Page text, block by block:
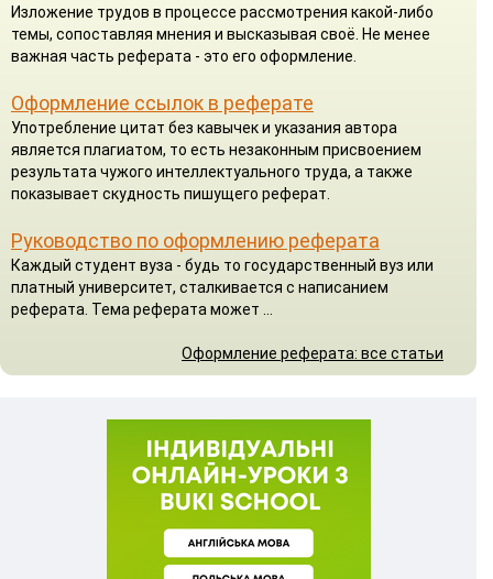
Изложение трудов в процессе рассмотрения какой-либо
темы, сопоставляя мнения и высказывая своё. Не менее
важная часть реферата - это его оформление.
Оформление ссылок в реферате
Употребление цитат без кавычек и указания автора
является плагиатом, то есть незаконным присвоением
результата чужого интеллектуального труда, а также
показывает скудность пишущего реферат.
Руководство по оформлению реферата
Каждый студент вуза - будь то государственный вуз или
платный университет, сталкивается с написанием
реферата. Тема реферата может ...
Оформление реферата: все статьи